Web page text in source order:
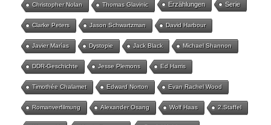
Christopher Nolan Thomas Glavinic Erzählungen Serie
Clarke Peters Jason Schwartzman David Harbour
Javier Marías Dystopie Jack Black Michael Shannon
DDR-Geschichte Jesse Plemons Ed Harris
Timothée Chalamet Edward Norton Evan Rachel Wood
Romanverfilmung Alexander Osang Wolf Haas 2.Staffel